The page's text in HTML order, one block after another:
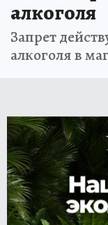
алкоголя
Запрет
алкоголя в